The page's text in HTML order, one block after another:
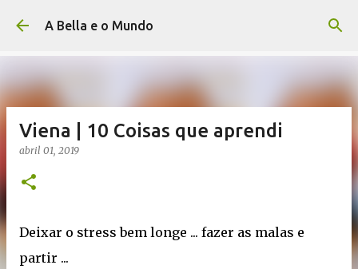
Avançar para o conteúdo principal
A Bella e o Mundo
Viena | 10 Coisas que aprendi
abril 01, 2019
Deixar o stress bem longe ... fazer as malas e
partir ...